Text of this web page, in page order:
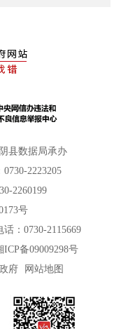
县数据局承办
2223205
2260199
号
：0730-2115669
ICP备09009298号
府 网站地图